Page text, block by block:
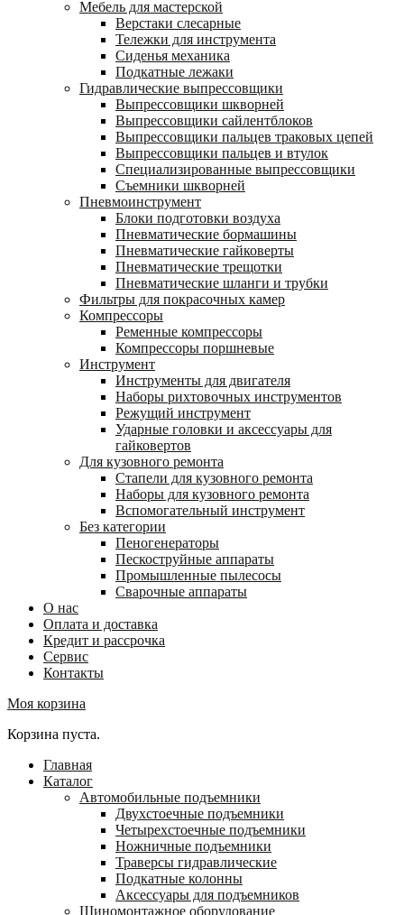
Мебель для мастерской
Верстаки слесарные
Тележки для инструмента
Сиденья механика
Подкатные лежаки
Гидравлические выпрессовщики
Выпрессовщики шкворней
Выпрессовщики сайлентблоков
Выпрессовщики пальцев траковых цепей
Выпрессовщики пальцев и втулок
Специализированные выпрессовщики
Cъемники шкворней
Пневмоинструмент
Блоки подготовки воздуха
Пневматические бормашины
Пневматические гайковерты
Пневматические трещотки
Пневматические шланги и трубки
Фильтры для покрасочных камер
Компрессоры
Ременные компрессоры
Компрессоры поршневые
Инструмент
Инструменты для двигателя
Наборы рихтовочных инструментов
Режущий инструмент
Ударные головки и аксессуары для
гайковертов
Для кузовного ремонта
Стапели для кузовного ремонта
Наборы для кузовного ремонта
Вспомогательный инструмент
Без категории
Пеногенераторы
Пескоструйные аппараты
Промышленные пылесосы
Сварочные аппараты
О нас
Оплата и доставка
Кредит и рассрочка
Сервис
Контакты
Моя корзина
Корзина пуста.
Главная
Каталог
Автомобильные подъемники
Двухстоечные подъемники
Четырехстоечные подъемники
Ножничные подъемники
Траверсы гидравлические
Подкатные колонны
Аксессуары для подъемников
Шиномонтажное оборудование